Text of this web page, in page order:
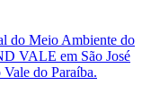
do Meio Ambiente do
VALE em São José
Vale do Paraíba.